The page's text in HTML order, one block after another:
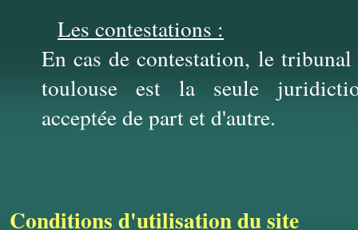
Les contestations :
En cas de contestation, le tribunal
toulouse est la seule
acceptée de part et d'autre.
Conditions d'utilisation du site